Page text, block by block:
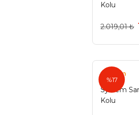
Kolu
2.019,01 ₺
%17
System
System
Kolu